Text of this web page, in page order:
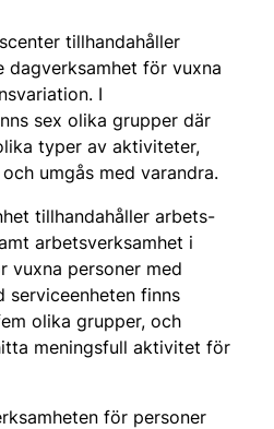
tillhandahåller
dagverksamhet för vuxna
I
sex olika grupper där
typer av aktiviteter,
umgås med varandra.
tillhandahåller arbets-
arbetsverksamhet i
vuxna personer med
serviceenheten finns
olika grupper, och
meningsfull aktivitet för
för personer